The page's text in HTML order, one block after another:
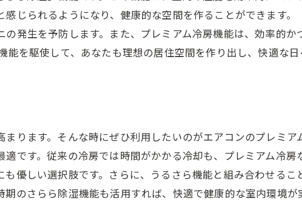
じられるようになり、健康的な空間を作ることができます。
発生を予防します。また、プレミアム冷房機能は、効率的
を駆使して、あなたも理想の居住空間を作り出し、快適な
ります。そんな時にぜひ利用したいのがエアコンのプレミ
です。従来の冷房では時間がかかる冷却も、プレミアム冷
優しい選択肢です。さらに、うるさら機能と組み合わせる
のさらら除湿機能も活用すれば、快適で健康的な室内環境